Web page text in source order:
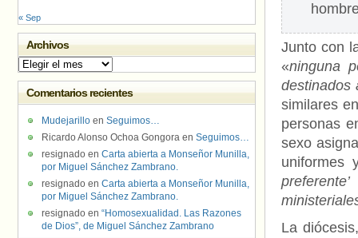
Junto con
«ninguna
destinados
similares
personas
sexo
uniformes
La
« Sep
Archivos
Archivos
Comentarios recientes
Mudejarillo en Seguimos…
Ricardo Alonso Ochoa Gongora en Seguimos…
resignado en Carta abierta a Monseñor Munilla,
por Miguel Sánchez Zambrano.
resignado en Carta abierta a Monseñor Munilla,
por Miguel Sánchez Zambrano.
resignado en “Homosexualidad. Las Razones
de Dios”, de Miguel Sánchez Zambrano